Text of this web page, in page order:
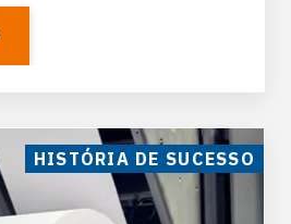
HISTÓRIA DE SUCESSO